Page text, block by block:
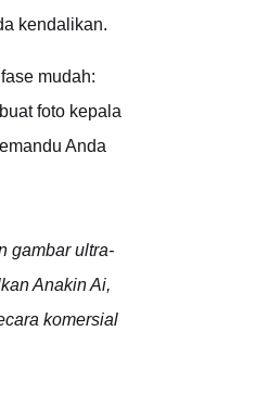
kendalikan.
mudah:
foto kepala
Anda
gambar ultra-
Anakin Ai,
komersial